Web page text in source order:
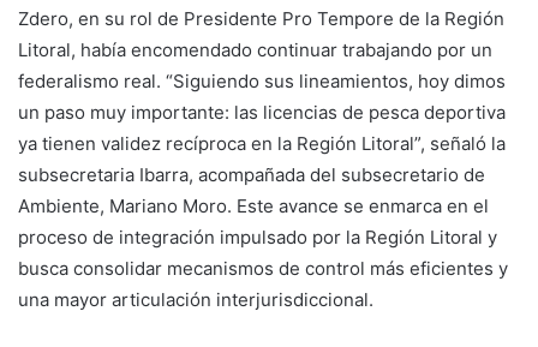
Zdero, en su rol de Presidente Pro Tempore de la Región
Litoral, había encomendado continuar trabajando por un
federalismo real. “Siguiendo sus lineamientos, hoy dimos
un paso muy importante: las licencias de pesca deportiva
ya tienen validez recíproca en la Región Litoral”, señaló la
subsecretaria Ibarra, acompañada del subsecretario de
Ambiente, Mariano Moro. Este avance se enmarca en el
proceso de integración impulsado por la Región Litoral y
busca consolidar mecanismos de control más eficientes y
una mayor articulación interjurisdiccional.